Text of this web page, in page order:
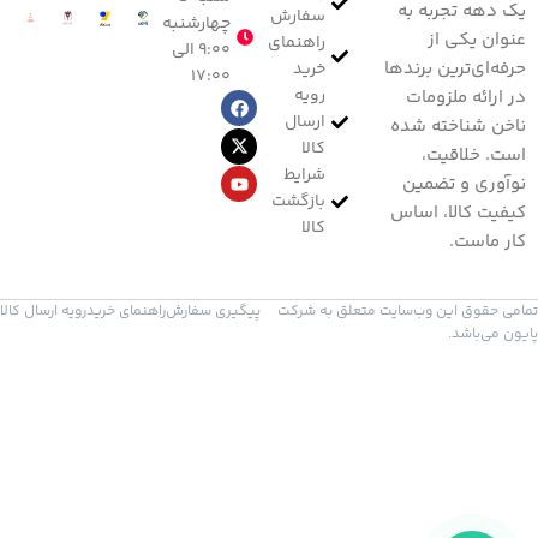
یک دهه تجربه به
عنوان یکی از
حرفه‌ای‌ترین برندها
در ارائه ملزومات
ناخن شناخته شده
است. خلاقیت،
نوآوری و تضمین
کیفیت کالا، اساس
کار ماست.
سفارش
راهنمای
خرید
رویه
ارسال
کالا
شرایط
بازگشت
کالا
چهارشنبه
۹:۰۰ الی
۱۷:۰۰
تمامی حقوق این وب‌سایت متعلق به شرکت
پایون می‌باشد.
پیگیری سفارشراهنمای خریدرویه ارسال کالا